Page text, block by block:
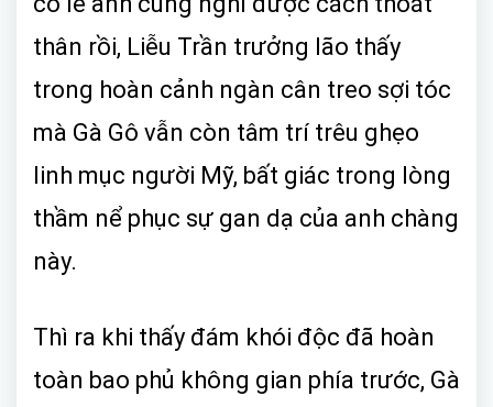
thân rồi, Liễu Trần trưởng lão thấy
trong hoàn cảnh ngàn cân treo sợi tóc
mà Gà Gô vẫn còn tâm trí trêu ghẹo
linh mục người Mỹ, bất giác trong lòng
thầm nể phục sự gan dạ của anh chàng
này.
Thì ra khi thấy đám khói độc đã hoàn
toàn bao phủ không gian phía trước, Gà